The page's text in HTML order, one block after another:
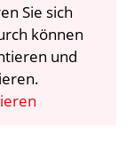
Sie sich
können
und